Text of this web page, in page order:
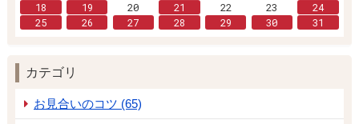
18
19 20 21 22 23
24
25
26 27 28 29 30 31
カテゴリ
お見合いのコツ (65)